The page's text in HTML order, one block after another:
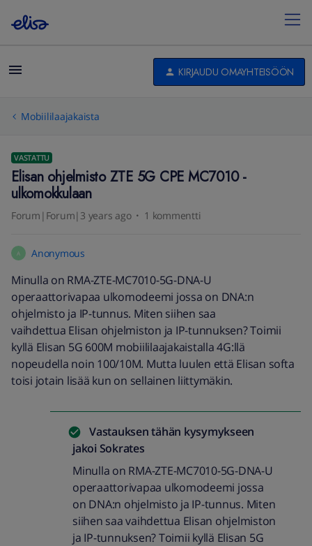
KIRJAUDU OMAYHTEISÖÖN
Mobiililaajakaista
VASTATTU
Elisan ohjelmisto ZTE 5G CPE MC7010 -
ulkomokkulaan
Forum|Forum|3 years ago 1 kommentti
A Anonymous
Minulla on RMA-ZTE-MC7010-5G-DNA-U
operaattorivapaa ulkomodeemi jossa on DNA:n
ohjelmisto ja IP-tunnus. Miten siihen saa
vaihdettua Elisan ohjelmiston ja IP-tunnuksen? Toimii
kyllä Elisan 5G 600M mobiililaajakaistalla 4G:llä
nopeudella noin 100/10M. Mutta luulen että Elisan softa
toisi jotain lisää kun on sellainen liittymäkin.
Vastauksen tähän kysymykseen
jakoi Sokrates
Minulla on RMA-ZTE-MC7010-5G-DNA-U
operaattorivapaa ulkomodeemi jossa
on DNA:n ohjelmisto ja IP-tunnus. Miten
siihen saa vaihdettua Elisan ohjelmiston
ja IP-tunnuksen? Toimii kyllä Elisan 5G